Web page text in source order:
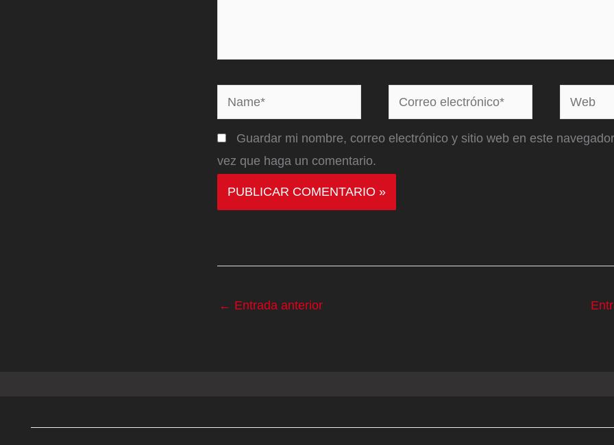
Name*
Correo
electrónico*
Web
Guardar mi nombre, correo electrónico y sitio web en este
vez que haga un comentario.
← Entrada anterior